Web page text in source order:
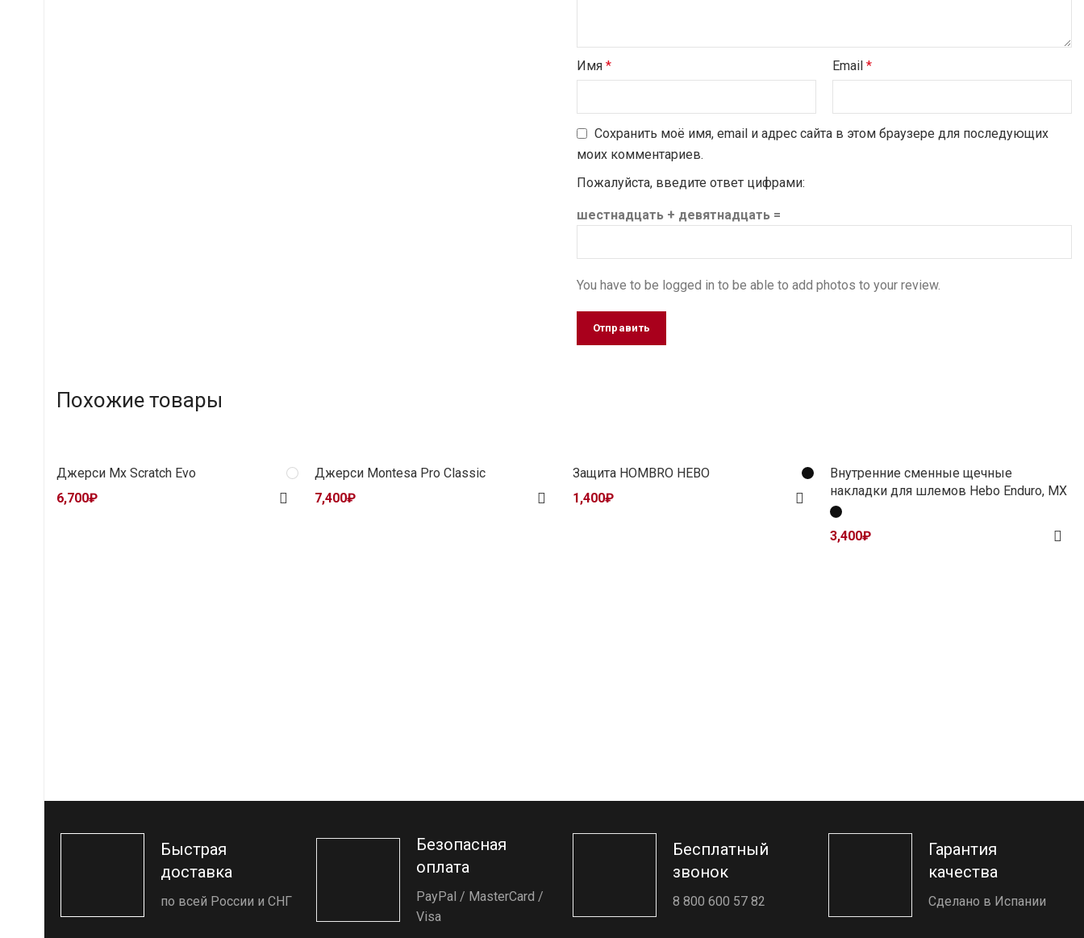
Имя * Email *
Сохранить моё имя, email и адрес сайта в этом браузере для последующих
моих комментариев.
Пожалуйста, введите ответ цифрами:
шестнадцать + девятнадцать =
You have to be logged in to be able to add photos to your review.
Похожие товары
Джерси Mx Scratch Evo
6,700₽
Джерси Montesa Pro Classic
7,400₽
Защита HOMBRO HEBO
1,400₽
Внутренние сменные щечные
накладки для шлемов Hebo Enduro, MX
3,400₽
Быстрая
доставка
по всей России и СНГ
Безопасная
оплата
PayPal / MasterCard /
Visa
Бесплатный
звонок
8 800 600 57 82
Гарантия
качества
Сделано в Испании